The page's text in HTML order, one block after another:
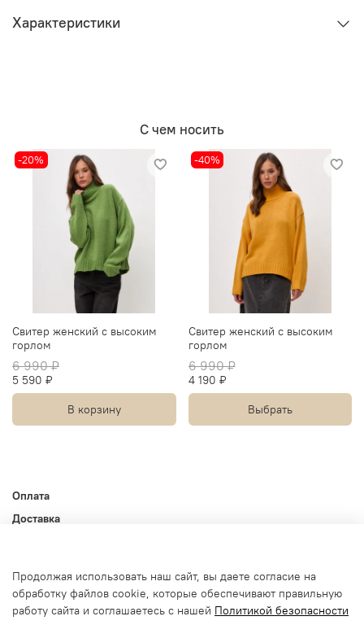
Характеристики
С чем носить
-20%
Cвитер женский с высоким
горлом
6 990 ₽
5 590 ₽
В корзину
-40%
Cвитер женский с высоким
горлом
6 990 ₽
4 190 ₽
Выбрать
Оплата
Доставка
Пользовательское соглашение
Условия обмена и возврата
Продолжая использовать наш сайт, вы даете согласие на
обработку файлов cookie, которые обеспечивают правильную
работу сайта и соглашаетесь с нашей Политикой безопасности